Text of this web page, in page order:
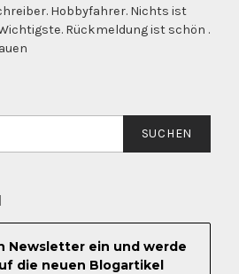
Hobbyfahrer. Nichts ist
Rückmeldung ist schön .
Newsletter ein und werde
die neuen Blogartikel